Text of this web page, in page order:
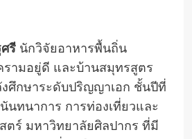
รีนักวิจัยอาหารพื้นถิ่น
รามอยู่ดี และบ้านสมุทรสูตร
ศึกษาระดับปริญญาเอก ชั้นปีที่
นทนาการ การท่องเที่ยวและ
ตร์ มหาวิทยาลัยศิลปากร ที่มี